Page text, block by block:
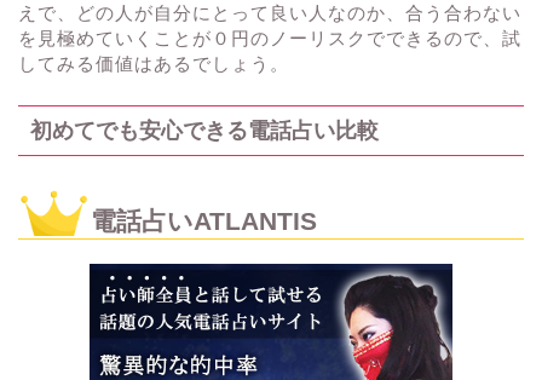
えで、どの人が自分にとって良い人なのか、合う合わない
を見極めていくことが０円のノーリスクでできるので、試
してみる価値はあるでしょう。
初めてでも安心できる電話占い比較
電話占いATLANTIS